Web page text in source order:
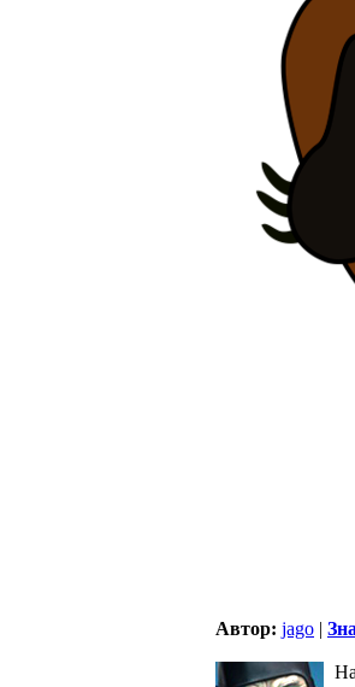
Автор: jago |